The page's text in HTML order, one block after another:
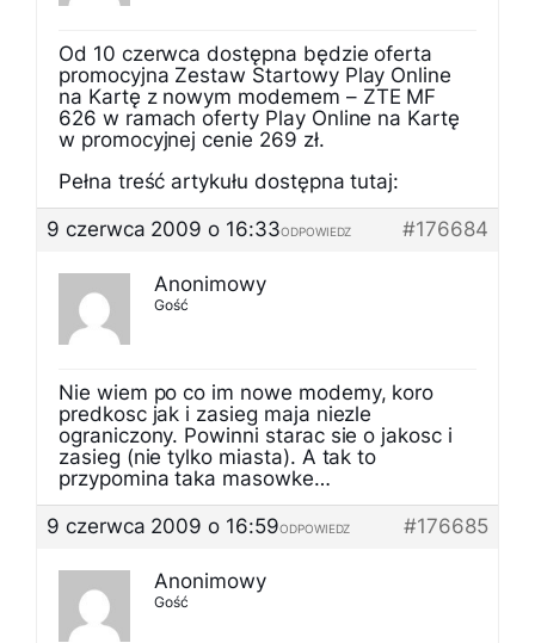
Od 10 czerwca dostępna będzie oferta
promocyjna Zestaw Startowy Play Online
na Kartę z nowym modemem – ZTE MF
626 w ramach oferty Play Online na Kartę
w promocyjnej cenie 269 zł.
Pełna treść artykułu dostępna tutaj:
9 czerwca 2009 o 16:33
#176684
ODPOWIEDZ
Anonimowy
Gość
Nie wiem po co im nowe modemy, koro
predkosc jak i zasieg maja niezle
ograniczony. Powinni starac sie o jakosc i
zasieg (nie tylko miasta). A tak to
przypomina taka masowke…
9 czerwca 2009 o 16:59
#176685
ODPOWIEDZ
Anonimowy
Gość